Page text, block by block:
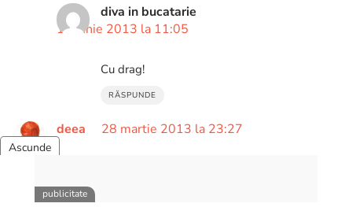
diva in bucatarie
10 iunie 2013 la 11:05
Cu drag!
RĂSPUNDE
deea 28 martie 2013 la 23:27
putea inlocui biscuitii cu o foaie de napolitana?